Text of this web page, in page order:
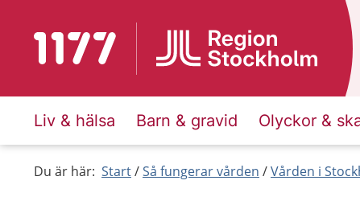
Till startsidan för 1177
Liv & hälsa Barn & gravid Olyckor &
Du är här: Start Så fungerar vården Vården i